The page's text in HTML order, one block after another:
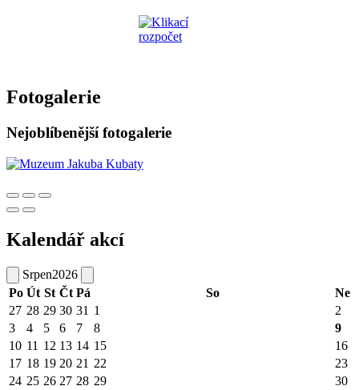
Fotogalerie
Nejoblíbenější fotogalerie
Kalendář akcí
Srpen2026
Po Út St Čt Pá So
Ne
27 28 29 30 31 1
2
3
4 5 6 7 8
9
10 11 12 13 14 15
16
17 18 19 20 21 22
23
24 25 26 27 28 29 30